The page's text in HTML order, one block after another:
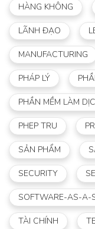
HÀNG KHÔNG
LÃNH ĐẠO
MANUFACTURING
PHÁP LÝ
PHẦN MỀM LÀM
PHEP TRU
SẢN PHẨM
SECURITY
SOFTWARE-AS-A-
TÀI CHÍNH